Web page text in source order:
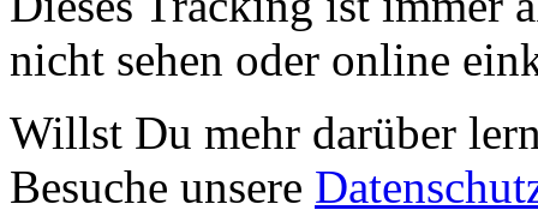
nicht sehen oder online
Willst Du mehr darüber
Besuche unsere